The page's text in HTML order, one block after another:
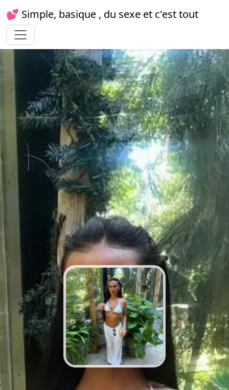
💕 Simple, basique , du sexe et c'est tout